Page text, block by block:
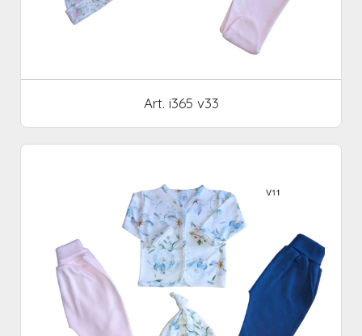
Art. i365 v33